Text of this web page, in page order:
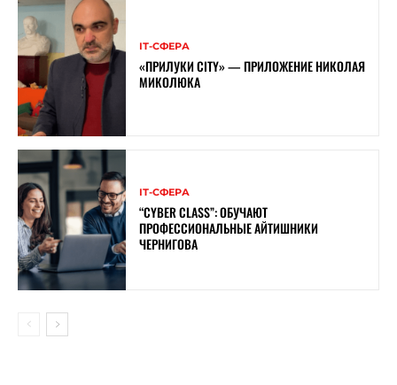
ІТ-СФЕРА
«ПРИЛУКИ CITY» — ПРИЛОЖЕНИЕ НИКОЛАЯ
МИКОЛЮКА
ІТ-СФЕРА
“CYBER ​​CLASS”: ОБУЧАЮТ
ПРОФЕССИОНАЛЬНЫЕ АЙТИШНИКИ
ЧЕРНИГОВА